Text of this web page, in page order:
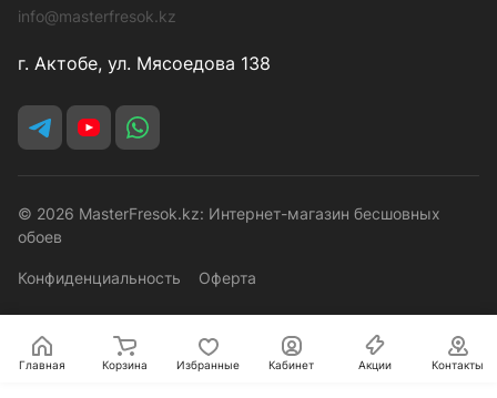
info@masterfresok.kz
г. Актобе, ул. Мясоедова 138
© 2026 MasterFresok.kz: Интернет-магазин бесшовных
обоев
Конфиденциальность Оферта
Главная Корзина Избранные Кабинет Акции Контакты